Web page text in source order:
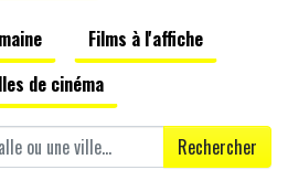
Films à l'affiche
de cinéma
Rechercher